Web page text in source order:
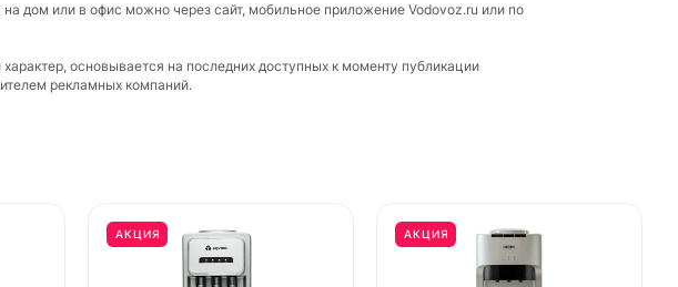
на дом или в офис можно через сайт, мобильное приложение Vodovoz.ru или по
основывается на последних доступных к моменту публикации
рекламных компаний.
АКЦИЯ АКЦИЯ